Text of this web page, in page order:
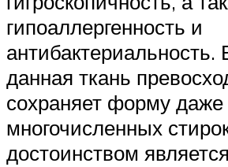
гипоаллергенность и
антибактериальность.
данная ткань
сохраняет форму даже
многочисленных
достоинством